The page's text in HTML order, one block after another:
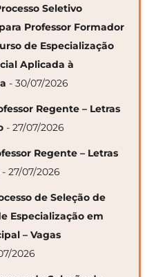
Seletivo
Professor Formador
de Especialização
Aplicada à
- 30/07/2026
Regente – Letras
- 27/07/2026
Regente – Letras
- 27/07/2026
de Seleção de
Especialização em
– Vagas
2026